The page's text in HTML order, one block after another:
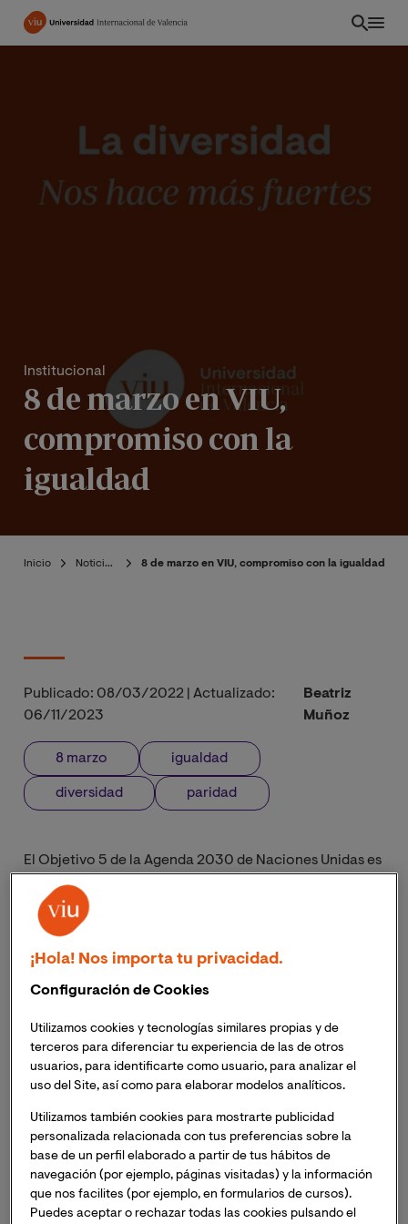
Pasar
Institucional
8 de marzo en VIU,
compromiso con la
igualdad
Inicio Noticias 8 de marzo en VIU, compromiso con la igualdad
Publicado: 08/03/2022
Actualizado:
06/11/2023
Beatriz
Muñoz
8 marzo igualdad
diversidad paridad
El Objetivo 5 de la Agenda 2030 de Naciones Unidas es
‘Lograr la igualdad entre los géneros y empoderar a
todas las mujeres y las niñas’. Un objetivo con el que la
Universidad Internacional de Valencia se encuentra
compromiso con la igualdad de género de VIU se
traduce en cifras:del total de trabajadoras y
que supera ampliamente la meta de la paridad que
marca el 50%.
femeninas se mantiene al hacer el
desglose por áreas
de trabajo
personal docente e investigador
compuesto por un50,2% de mujeres, y en el caso
delpersonal de administración y serviciosla cifra se
dispara hasta un llamativo71%.
¡Hola! Nos importa tu privacidad.
Configuración de Cookies
Utilizamos cookies y tecnologías similares propias y de
terceros para diferenciar tu experiencia de las de otros
usuarios, para identificarte como usuario, para analizar el
uso del Site, así como para elaborar modelos analíticos.
Utilizamos también cookies para mostrarte publicidad
personalizada relacionada con tus preferencias sobre la
base de un perfil elaborado a partir de tus hábitos de
navegación (por ejemplo, páginas visitadas) y la información
que nos facilites (por ejemplo, en formularios de cursos).
Puedes aceptar o rechazar todas las cookies pulsando el